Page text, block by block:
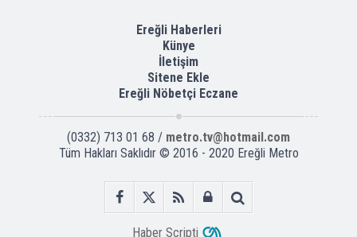
Ereğli Haberleri
Künye
İletişim
Sitene Ekle
Ereğli Nöbetçi Eczane
(0332) 713 01 68 / metro.tv@hotmail.com
Tüm Hakları Saklıdır © 2016 - 2020 Ereğli Metro
Haber Scripti